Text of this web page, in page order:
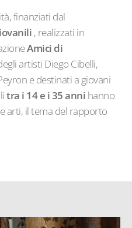
finanziati dal
, realizzati in
Amici di
artisti Diego Cibelli,
e destinati a giovani
tra i 14 e i 35 anni hanno
arti, il tema del rapporto